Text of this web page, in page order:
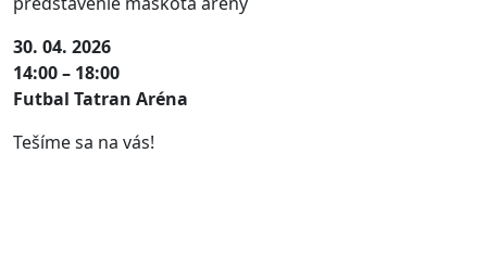
30. 04. 2026
14:00 – 18:00
Futbal Tatran Aréna
Tešíme sa na vás!